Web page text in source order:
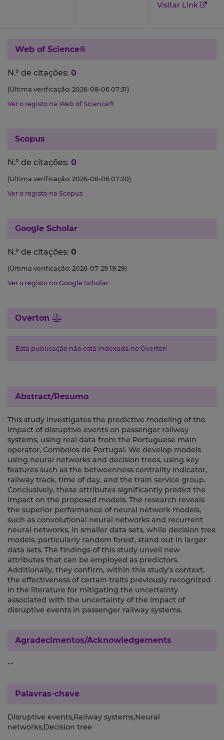
Visitar Link
Web of Science®
N.º de citações: 0
(Última verificação: 2026-08-06 07:31)
Ver o registo na Web of Science®
Scopus
N.º de citações: 0
(Última verificação: 2026-08-06 07:20)
Ver o registo na Scopus
Google Scholar
N.º de citações: 0
(Última verificação: 2026-07-29 19:29)
Ver o registo no Google Scholar
Overton
Esta publicação não está indexada no Overton
Abstract/Resumo
This study investigates the predictive modeling of the
impact of disruptive events on passenger railway
systems, using real data from the Portuguese main
operator, Comboios de Portugal. We develop models
using neural networks and decision trees, using key
features such as the betweenness centrality indicator,
railway track, time of day, and the train service group.
Conclusively, these attributes significantly predict the
impact on the proposed models. The research reveals
the superior performance of neural network models,
such as convolutional neural networks and recurrent
neural networks, in smaller data sets, while decision tree
models, particularly random forest, stand out in larger
data sets. The findings of this study unveil new
attributes that can be employed as predictors.
Additionally, they confirm, within this study's context,
the effectiveness of certain traits previously recognized
in the literature for mitigating the uncertainty
associated with the uncertainty of the impact of
disruptive events in passenger railway systems.
Agradecimentos/Acknowledgements
--
Palavras-chave
Disruptive events,Railway systems,Neural
networks,Decision tree